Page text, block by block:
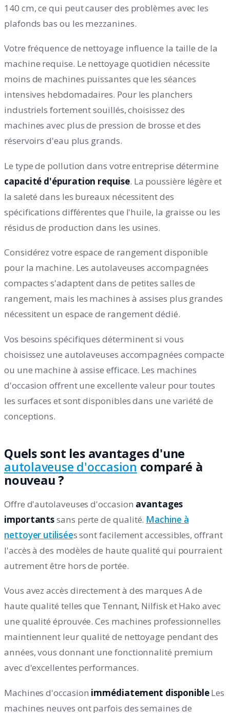
140 cm, ce qui peut causer des problèmes avec les
plafonds bas ou les mezzanines.
Votre fréquence de nettoyage influence la taille de la
machine requise. Le nettoyage quotidien nécessite
moins de machines puissantes que les séances
intensives hebdomadaires. Pour les planchers
industriels fortement souillés, choisissez des
machines avec plus de pression de brosse et des
réservoirs d'eau plus grands.
Le type de pollution dans votre entreprise détermine
capacité d'épuration requise. La poussière légère et
la saleté dans les bureaux nécessitent des
spécifications différentes que l'huile, la graisse ou les
résidus de production dans les usines.
Considérez votre espace de rangement disponible
pour la machine. Les autolaveuses accompagnées
compactes s'adaptent dans de petites salles de
rangement, mais les machines à assises plus grandes
nécessitent un espace de rangement dédié.
Vos besoins spécifiques déterminent si vous
choisissez une autolaveuses accompagnées compacte
ou une machine à assise efficace. Les machines
d'occasion offrent une excellente valeur pour toutes
les surfaces et sont disponibles dans une variété de
conceptions.
Quels sont les avantages d'une
autolaveuse d'occasion comparé à
nouveau ?
Offre d'autolaveuses d'occasion avantages
importantssans perte de qualité. Machine à
nettoyer utilisées sont facilement accessibles, offrant
l'accès à des modèles de haute qualité qui pourraient
autrement être hors de portée.
Vous avez accès directement à des marques A de
haute qualité telles que Tennant, Nilfisk et Hako avec
une qualité éprouvée. Ces machines professionnelles
maintiennent leur qualité de nettoyage pendant des
années, vous donnant une fonctionnalité premium
avec d'excellentes performances.
Machines d'occasion immédiatement disponibleLes
machines neuves ont parfois des semaines de